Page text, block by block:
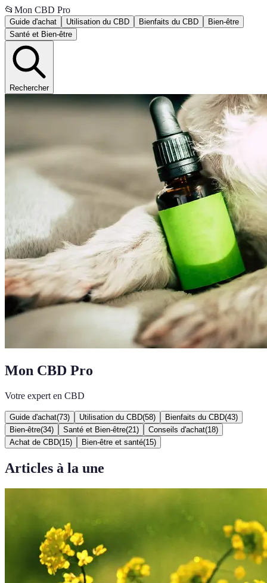
📂 Mon CBD Pro
Guide d'achat Utilisation du CBD Bienfaits du CBD
Bien-être
Santé et Bien-être
Rechercher
Mon CBD Pro
Votre expert en CBD
Guide d'achat(73) Utilisation du CBD(58) Bienfaits du CBD(43)
Bien-être(34) Santé et Bien-être(21 ) Conseils d'achat(18)
Achat de CBD(15) Bien-être et santé(15)
Articles à la une